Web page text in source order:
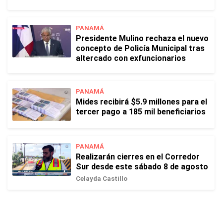
PANAMÁ
Presidente Mulino rechaza el nuevo
concepto de Policía Municipal tras
altercado con exfuncionarios
PANAMÁ
Mides recibirá $5.9 millones para el
tercer pago a 185 mil beneficiarios
PANAMÁ
Realizarán cierres en el Corredor
Sur desde este sábado 8 de agosto
Celayda Castillo